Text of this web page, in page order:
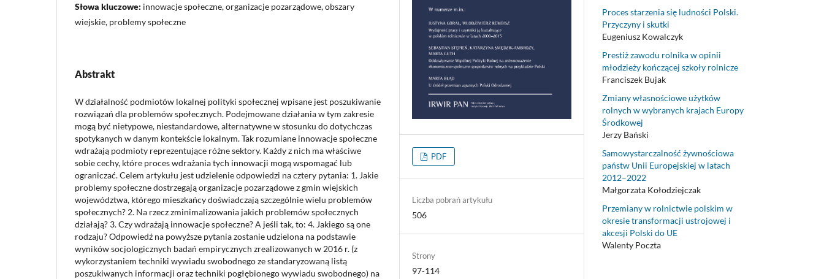
Słowa kluczowe: innowacje społeczne, organizacje pozarządowe, obszary
wiejskie, problemy społeczne
Abstrakt
W działalność podmiotów lokalnej polityki społecznej wpisane jest poszukiwanie
rozwiązań dla problemów społecznych. Podejmowane działania w tym zakresie
mogą być nietypowe, niestandardowe, alternatywne w stosunku do dotychczas
spotykanych w danym kontekście lokalnym. Tak rozumiane innowacje społeczne
wdrażają podmioty reprezentujące różne sektory. Każdy z nich ma właściwe
sobie cechy, które proces wdrażania tych innowacji mogą wspomagać lub
ograniczać. Celem artykułu jest udzielenie odpowiedzi na cztery pytania: 1. Jakie
problemy społeczne dostrzegają organizacje pozarządowe z gmin wiejskich
województwa, którego mieszkańcy doświadczają szczególnie wielu problemów
społecznych? 2. Na rzecz zminimalizowania jakich problemów społecznych
działają? 3. Czy wdrażają innowacje społeczne? A jeśli tak, to: 4. Jakiego są one
rodzaju? Odpowiedź na powyższe pytania zostanie udzielona na podstawie
wyników socjologicznych badań empirycznych zrealizowanych w 2016 r. (z
wykorzystaniem techniki wywiadu swobodnego ze standaryzowaną listą
poszukiwanych informacji oraz techniki pogłębionego wywiadu swobodnego) na
PDF
Liczba pobrań artykułu
506
Strony
97-114
Proces starzenia się ludności Polski.
Przyczyny i skutki
Eugeniusz Kowalczyk
Prestiż zawodu rolnika w opinii
młodzieży kończącej szkoły rolnicze
Franciszek Bujak
Zmiany własnościowe użytków
rolnych w wybranych krajach Europy
Środkowej
Jerzy Bański
Samowystarczalność żywnościowa
państw Unii Europejskiej w latach
2012–2022
Małgorzata Kołodziejczak
Przemiany w rolnictwie polskim w
okresie transformacji ustrojowej i
akcesji Polski do UE
Walenty Poczta